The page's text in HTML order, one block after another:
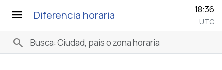
menu Diferencia horaria 18:36
UTC
search